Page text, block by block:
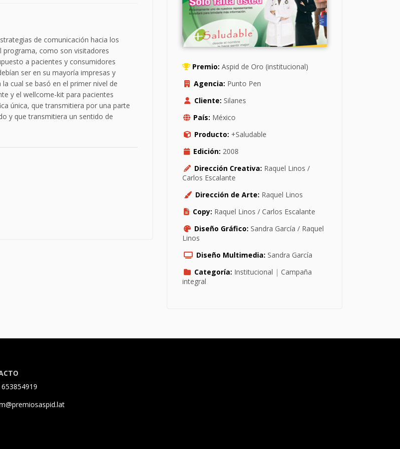
de comunicación hacia los
programa, como son visitadores
a pacientes y consumidores
ser en su mayoría impresas y
cual se basó en el primer nivel de
y el wellcome-kit para pacientes
única, que transmitiera por una parte
y que transmitiera un sentido de
Premio: Aspid de Oro (institucional)
Agencia: Punto Pen
Cliente: Silanes
País: México
Producto: +Saludable
Edición: 2008
Dirección Creativa: Raquel Linos /
Carlos Escalante
Dirección de Arte: Raquel Linos
Copy: Raquel Linos / Carlos Escalante
Diseño Gráfico: Sandra García / Raquel
Linos
Diseño Multimedia: Sandra García
Categoría: Institucional | Campaña
integral